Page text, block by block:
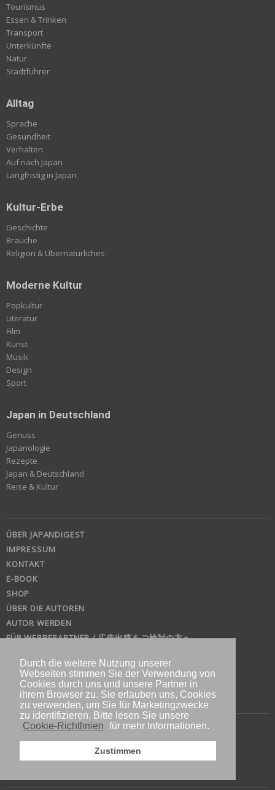
Durch die weitere Nutzung unserer
Webseiten stimmen Sie der Verwendung von
Cookies durch uns und unsere Partner in
ihrem Browser zu. Sie erlauben uns, Cookies
zu verwenden, um Sie für Marketingzwecke
zu identifizieren. Bitte lesen Sie unsere
Cookie-Richtlinien für mehr Informationen.
Zustimmen
Tourismus
Essen & Trinken
Transport
Unterkünfte
Natur
Stadtführer
Alltag
Sprache
Gesundheit
Verhalten
Auf nach Japan
Langfristig in Japan
Kultur-Erbe
Geschichte
Bräuche
Religion & Übernatürliches
Moderne Kultur
Popkultur
Literatur
Film
Kunst
Musik
Design
Sport
Japan in Deutschland
Genuss
Japanologie
Rezepte
Japan & Deutschland
Reise & Kultur
ÜBER JAPANDIGEST
IMPRESSUM
KONTAKT
E-BOOK
SHOP
ÜBER DIE AUTOREN
AUTOR WERDEN
FÜR WERBEPARTNER / 広告出稿をご検討の方へ
KOMMENTARREGELN
JAPANDIGESTとは
地方自治体様の記事広告制作実績